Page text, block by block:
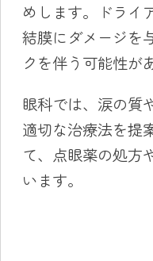
めします。ドライ
結膜にダメージを
クを伴う可能性が
眼科では、涙の質
適切な治療法を提
て、点眼薬の処方
います。